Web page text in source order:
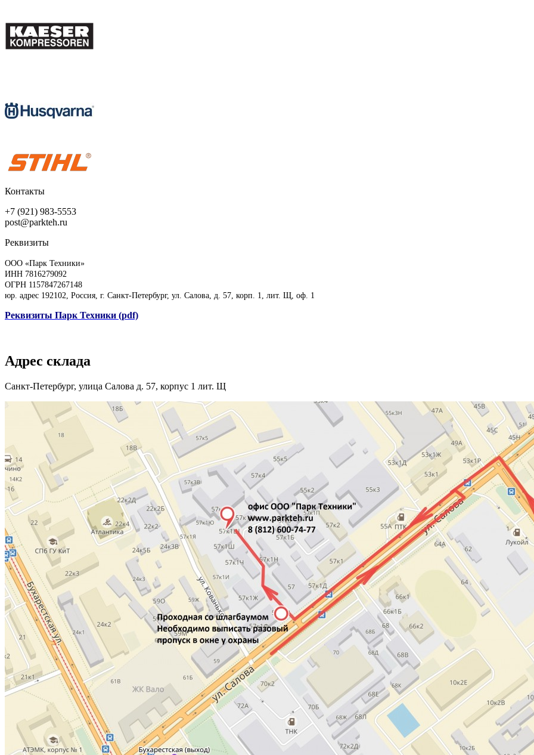
Контакты
+7 (921) 983-5553
post@parkteh.ru
Реквизиты
ООО «Парк Техники»
ИНН 7816279092
ОГРН 1157847267148
юр. адрес 192102, Россия, г. Санкт-Петербург, ул. Салова, д. 57, корп. 1, лит. Щ, оф. 1
Реквизиты Парк Техники (pdf)
Адрес склада
Санкт-Петербург, улица Салова д. 57, корпус 1 лит. Щ